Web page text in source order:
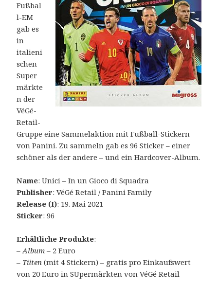
Fußbal
l-EM
gab es
in
italieni
schen
Super
märkte
n der
VéGé-
Retail-
Gruppe eine Sammelaktion mit Fußball-Stickern
von Panini. Zu sammeln gab es 96 Sticker – einer
schöner als der andere – und ein Hardcover-Album.
Name: Unici – In un Gioco di Squadra
Publisher: VéGé Retail / Panini Family
Release (I): 19. Mai 2021
Sticker: 96
Erhältliche Produkte:
–Album – 2 Euro
– Tüten (mit 4 Stickern) – gratis pro Einkaufswert
von 20 Euro in SUpermärkten von VéGé Retail